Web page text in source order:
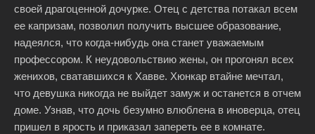
своей драгоценной дочурке. Отец с детства потакал всем
ее капризам, позволил получить высшее образование,
надеялся, что когда-нибудь она станет уважаемым
профессором. К неудовольствию жены, он прогонял всех
женихов, сватавшихся к Хавве. Хюнкар втайне мечтал,
что девушка никогда не выйдет замуж и останется в отчем
доме. Узнав, что дочь безумно влюблена в иноверца, отец
пришел в ярость и приказал запереть ее в комнате.